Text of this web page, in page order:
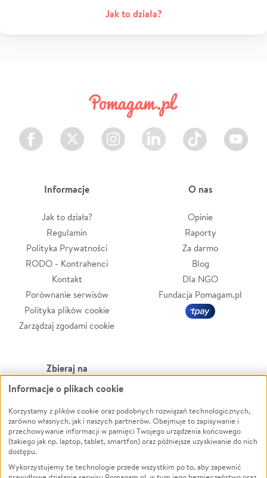
Jak to działa?
Facebook Twitter Instagram LinkedIn TikTok Youtube
Informacje
Jak to działa?
Regulamin
Polityka Prywatności
RODO - Kontrahenci
Kontakt
Porównanie serwisów
Polityka plików cookie
Zarządzaj zgodami cookie
O nas
Opinie
Raporty
Za darmo
Blog
Dla NGO
Fundacja Pomagam.pl
Zbieraj na
Leczenie
Zwierzęta
Pożar
Ukraina
Pomoc Finansowa
Powódź
Wichura
NGO
Edukacja
Informacje o plikach cookie
Korzystamy z plików cookie oraz podobnych rozwiązań technologicznych,
zarówno własnych, jak i naszych partnerów. Obejmuje to zapisywanie i
przechowywanie informacji w pamięci Twojego urządzenia końcowego
(takiego jak np. laptop, tablet, smartfon) oraz późniejsze uzyskiwanie do nich
dostępu.
Wykorzystujemy te technologie przede wszystkim po to, aby zapewnić